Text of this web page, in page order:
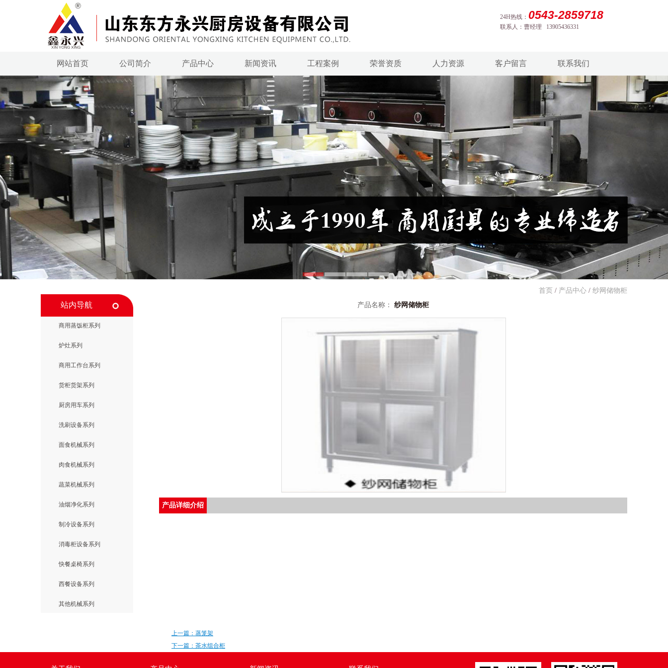
24H热线： 0543-2859718
联系人：曹经理 13905436331
网站首页 公司简介 产品中心 新闻资讯 工程案例 荣誉资质 人力资源 客户留言 联系我们
站内导航
商用蒸饭柜系列
炉灶系列
商用工作台系列
货柜货架系列
厨房用车系列
洗刷设备系列
面食机械系列
肉食机械系列
蔬菜机械系列
油烟净化系列
制冷设备系列
消毒柜设备系列
快餐桌椅系列
西餐设备系列
其他机械系列
首页 / 产品中心 / 纱网储物柜
产品名称：
纱网储物柜
产品详细介绍
上一篇：蒸笼架
下一篇：茶水组合柜